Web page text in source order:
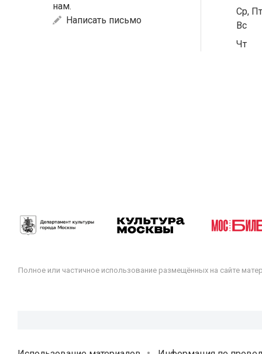
нам.
Написать письмо
Ср,
Вс
Чт
Полное или частичное использование размещённых на сайте